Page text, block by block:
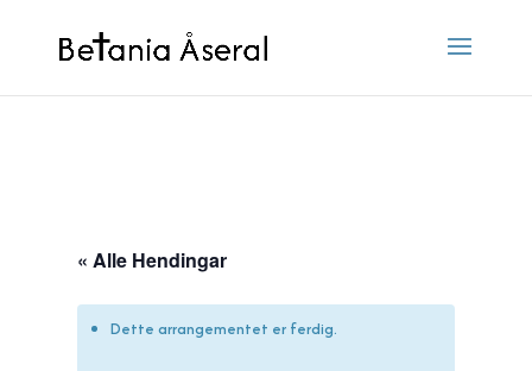
« Alle Hendingar
Dette arrangementet er ferdig.